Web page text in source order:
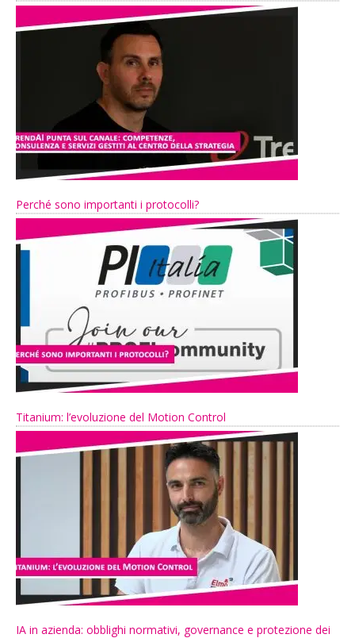
Perché sono importanti i protocolli?
Titanium: l’evoluzione del Motion Control
IA in azienda: obblighi normativi, governance e protezione dei